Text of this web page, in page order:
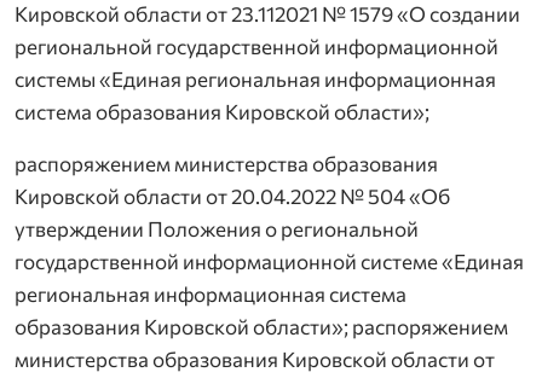
Кировской области от 23.112021 № 1579 «О создании
региональной государственной информационной
системы «Единая региональная информационная
система образования Кировской области»;
распоряжением министерства образования
Кировской области от 20.04.2022 № 504 «Об
утверждении Положения о региональной
государственной информационной системе «Единая
региональная информационная система
образования Кировской области»; распоряжением
министерства образования Кировской области от